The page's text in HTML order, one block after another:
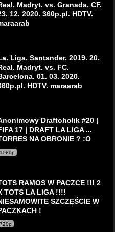
Madryt. vs. Granada. CF.
12. 2020. 360p.pl. HDTV.
Liga. Santander. 2019. 20.
Madryt. vs. FC.
01. 03. 2020.
HDTV. maraarab
Draftoholik #20 |
17 | DRAFT LA LIGA ...
NA OBRONIE ? :O
1080p
RAMOS W PACZCE !!! 2
TOTS LA LIGA !!!!
SZCZĘŚCIE W
!
720p